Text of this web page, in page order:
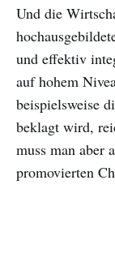
Und die
und effektiv
auf hohem
beispielsweise
beklagt wird,
muss man aber
promovierten